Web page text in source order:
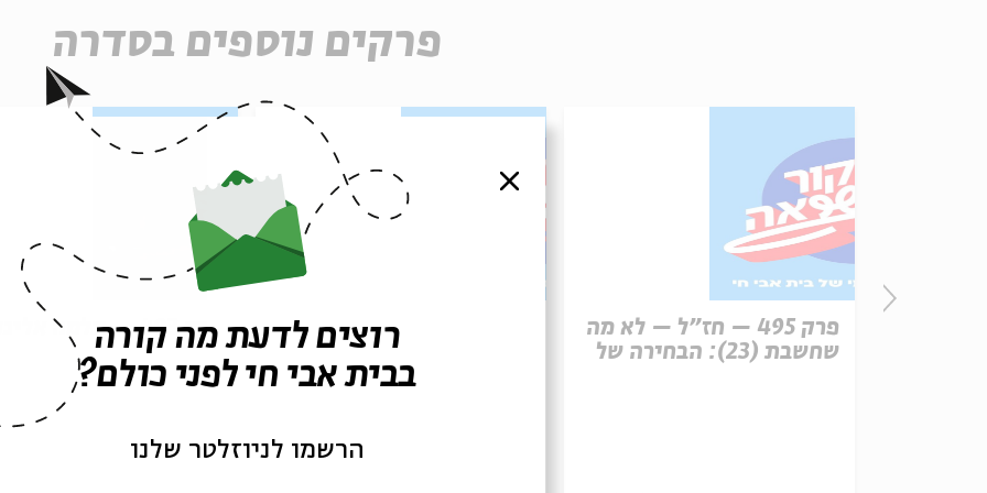
פרקים נוספים בסדרה
פרק 495 – חז"ל – לא מה
שחשבת (23): הבחירה של
פרק 494 – פרשת מסעי:
פרק 493 – תלמה
רוז: אל ארץ צבי
סגור
רוצים לדעת מה קורה
בבית אבי חי לפני כולם?
הרשמו לניוזלטר שלנו